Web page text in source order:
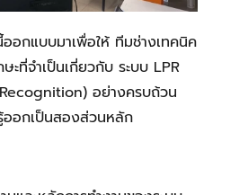
อกแบบมาเพื่อให้ ทีมช่างเทคนิค
ะที่จำเป็นเกี่ยวกับ ระบบ LPR
อย่างครบถ้วน
ออกเป็นสองส่วนหลัก